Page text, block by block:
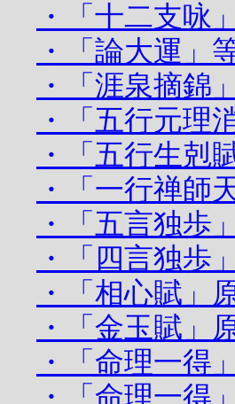
・「十二支咏
・「論大運」
・「涯泉摘錦
・「五行元理
・「五行生剋
・「一行禅師
・「五言独歩
・「四言独歩
・「相心賦」
・「金玉賦」
・「命理一得
・「命理一得